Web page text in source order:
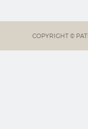
COPYRIGHT ©